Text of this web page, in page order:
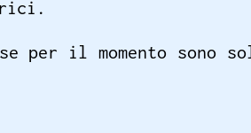
per il momento sono